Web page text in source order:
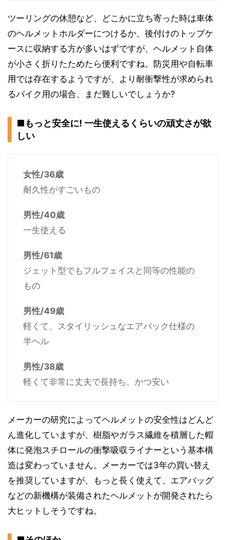
ツーリングの休憩など、どこかに立ち寄った時は車体
のヘルメットホルダーにつけるか、後付けのトップケ
ースに収納する方が多いはずですが、ヘルメット自体
が小さく折りたためたら便利ですね。防災用や自転車
用では存在するようですが、より耐衝撃性が求められ
るバイク用の場合、まだ難しいでしょうか?
■もっと安全に! 一生使えるくらいの頑丈さが欲
しい
女性/36歳
耐久性がすごいもの
男性/40歳
一生使える
男性/61歳
ジェット型でもフルフェイスと同等の性能の
もの
男性/49歳
軽くて、スタイリッシュなエアバック仕様の
半ヘル
男性/38歳
軽くて非常に丈夫で長持ち、かつ安い
メーカーの研究によってヘルメットの安全性はどんど
ん進化していますが、樹脂やガラス繊維を積層した帽
体に発泡スチロールの衝撃吸収ライナーという基本構
造は変わっていません。メーカーでは3年の買い替え
を推奨していますが、もっと長く使えて、エアバッグ
などの新機構が装備されたヘルメットが開発されたら
大ヒットしそうですね。